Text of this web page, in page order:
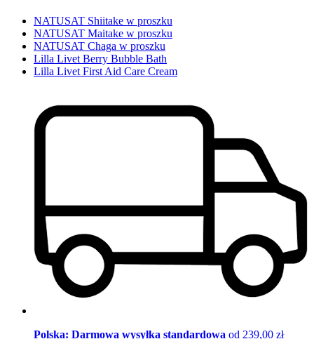
NATUSAT Shiitake w proszku
NATUSAT Maitake w proszku
NATUSAT Chaga w proszku
Lilla Livet Berry Bubble Bath
Lilla Livet First Aid Care Cream
Polska: Darmowa wysyłka standardowa od 239,00 zł